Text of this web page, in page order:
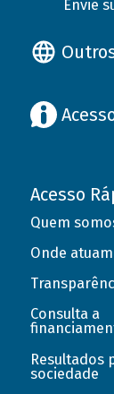
Envie
Acesso
Quem
Onde
Consulta a
Resultados
sociedade